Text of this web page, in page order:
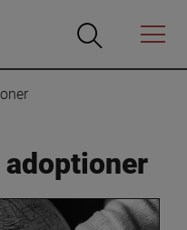
Öppna
Öppna
Menyn